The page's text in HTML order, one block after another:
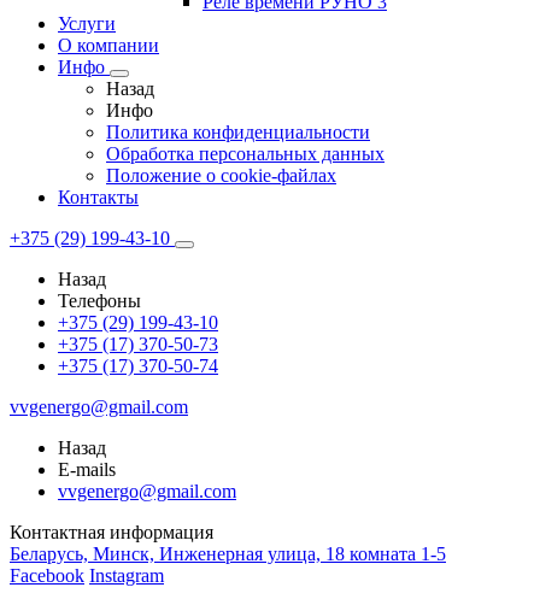
Услуги
О компании
Инфо
Назад
Инфо
Политика конфиденциальности
Обработка персональных данных
Положение о cookie-файлах
Контакты
+375 (29) 199-43-10
Назад
Телефоны
+375 (29) 199-43-10
+375 (17) 370-50-73
+375 (17) 370-50-74
vvgenergo@gmail.com
Назад
E-mails
vvgenergo@gmail.com
Контактная информация
Беларусь, Минск, Инженерная улица, 18 комната 1-5
Facebook Instagram